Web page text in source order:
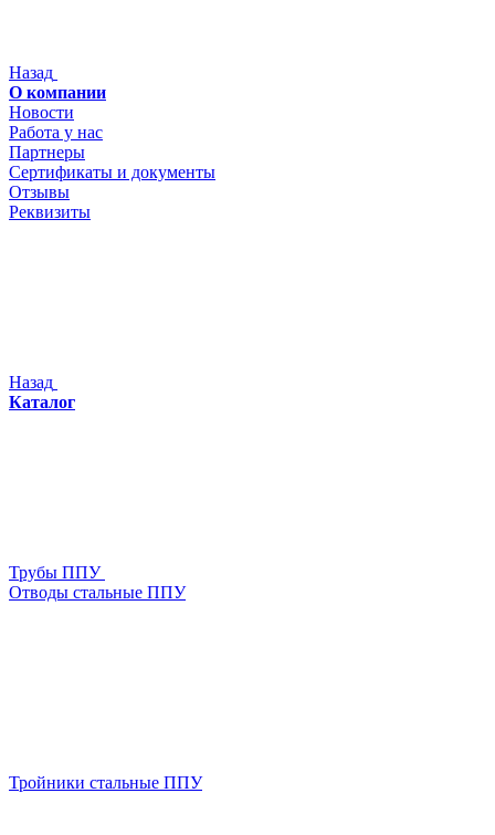
Назад
О компании
Новости
Работа у нас
Партнеры
Сертификаты и документы
Отзывы
Реквизиты
Назад
Каталог
Трубы ППУ
Отводы стальные ППУ
Тройники стальные ППУ